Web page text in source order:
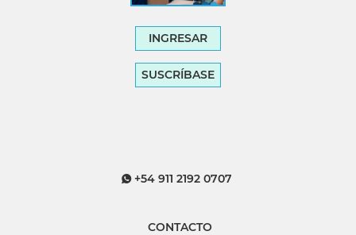
INGRESAR
SUSCRÍBASE
+54 911 2192 0707
CONTACTO